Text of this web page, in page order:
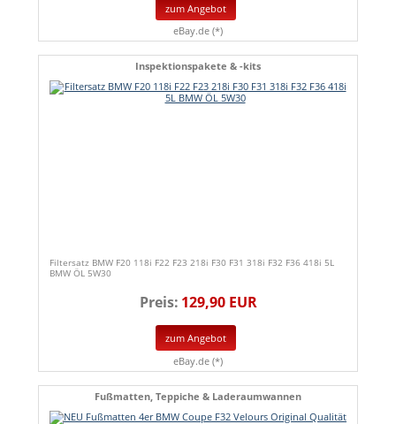
zum Angebot
eBay.de (*)
Inspektionspakete & -kits
Filtersatz BMW F20 118i F22 F23 218i F30 F31 318i F32 F36 418i 5L
BMW ÖL 5W30
Preis: 129,90 EUR
zum Angebot
eBay.de (*)
Fußmatten, Teppiche & Laderaumwannen